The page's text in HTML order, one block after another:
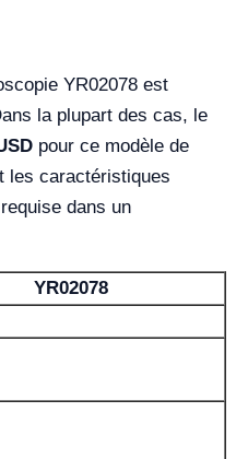
YR02078 est
la plupart des cas, le
pour ce modèle de
les caractéristiques
dans un
YR02078